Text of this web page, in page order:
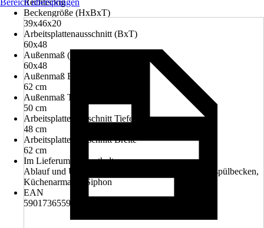
Rechteckig
Beckengröße (HxBxT)
39x46x20
Arbeitsplattenausschnitt (BxT)
60x48
Außenmaß (BxT)
60x48
Außenmaß Breite
62 cm
Außenmaß Tiefe
50 cm
Arbeitsplattenausschnitt Tiefe
48 cm
Arbeitsplattenausschnitt Breite
62 cm
Im Lieferumfang enthalten
Ablauf und Überlaufgarnitur, Abtropfmatte, Einbauspülbecken,
Küchenarmatur, Siphon
EAN
5901736559617
Bereich überspringen